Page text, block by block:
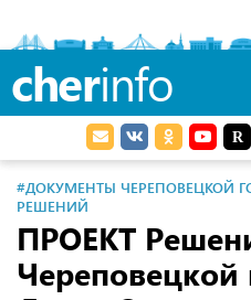
cherinfo
#ДОКУМЕНТЫ ЧЕРЕПОВЕЦКОЙ
РЕШЕНИЙ
ПРОЕКТ
Череповецкой